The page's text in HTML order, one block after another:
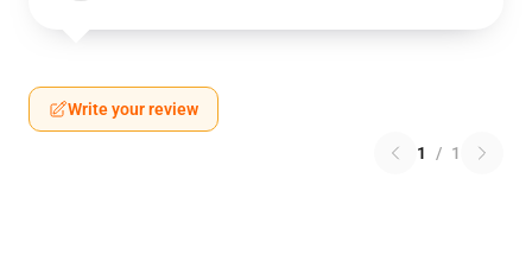
Write your review
1 / 1